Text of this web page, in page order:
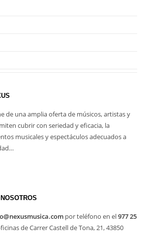
de una amplia oferta de músicos, artistas y
cubrir con seriedad y eficacia, la
musicales y espectáculos adecuados a
por teléfono en el977 25
de Carrer Castell de Tona, 21, 43850